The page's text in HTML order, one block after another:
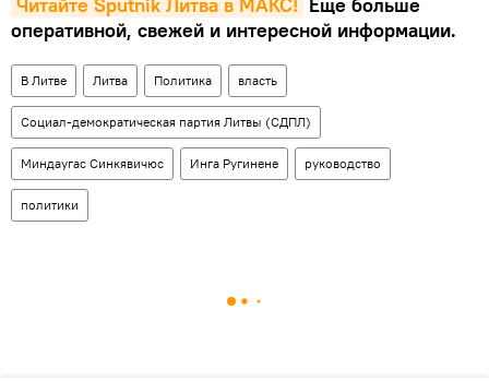
оперативной, свежей и интересной информации.
В Литве Литва Политика власть
Социал-демократическая партия Литвы (СДПЛ)
Миндаугас Синкявичюс Инга Ругинене руководство
политики